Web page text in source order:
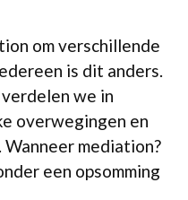
om verschillende
is dit anders.
we in
overwegingen en
mediation?
een opsomming